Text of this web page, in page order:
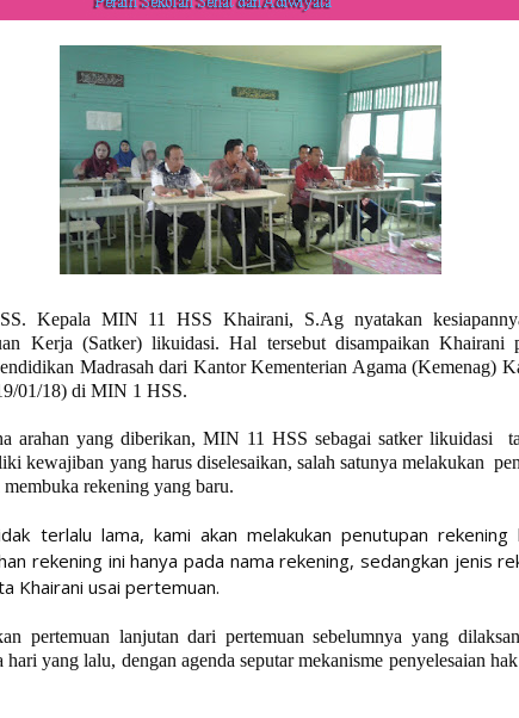
Kepala MIN 11 HSS Khairani, S.Ag nyatakan
Kerja (Satker) likuidasi. Hal tersebut disampaikan Khairani
Madrasah dari Kantor Kementerian Agama (Kemenag)
01/18) di MIN 1 HSS.
arahan yang diberikan, MIN 11 HSS sebagai satker likuidasi
kewajiban yang harus diselesaikan, salah satunya melakukan
rekening yang baru.
terlalu lama, kami akan melakukan penutupan rekening
rekening ini hanya pada nama rekening, sedangkan jenis
Khairani usai pertemuan.
pertemuan lanjutan dari pertemuan sebelumnya yang
yang lalu, dengan agenda seputar mekanisme penyelesaian